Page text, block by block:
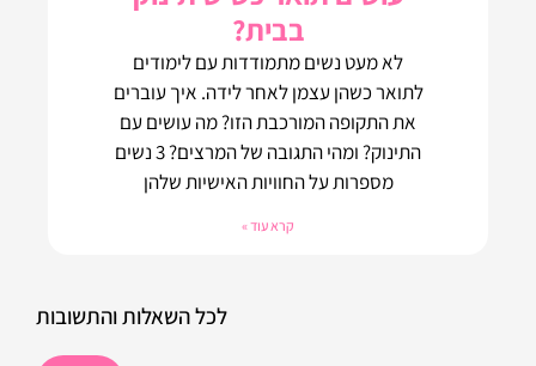
בבית?
לא מעט נשים מתמודדות עם לימודים
לתואר כשהן עצמן לאחר לידה. איך עוברים
את התקופה המורכבת הזו? מה עושים עם
התינוק? ומהי התגובה של המרצים? 3 נשים
מספרות על החוויות האישיות שלהן
קרא עוד »
לכל השאלות והתשובות